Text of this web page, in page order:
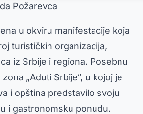
Požarevca
u okviru manifestacije koja
turističkih organizacija,
iz Srbije i regiona. Posebnu
„Aduti Srbije“, u kojoj je
i opština predstavilo svoju
i gastronomsku ponudu.